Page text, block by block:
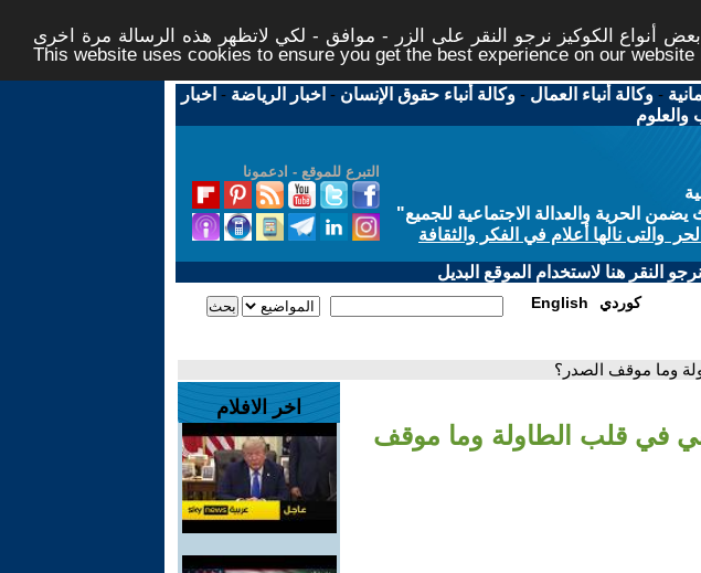
أنواع الكوكيز نرجو النقر على الزر - موافق - لكي لاتظهر هذه الرسالة مرة اخرى -
This website uses cookies to ensure you get the best experience on our website
-وكالة أنباء العمال -وكالة أنباء حقوق الإنسان - اخبار الرياضة - اخبار
والعلوم
التبرع للموقع - ادعمونا
الحرية والعدالة الاجتماعية للجميع"
والتى نالها أعلام في الفكر والثقافة
النقر هنا لاستخدام الموقع البديل
English كوردي
وما موقف الصدر؟
في قلب الطاولة وما موقف
اخر الافلام